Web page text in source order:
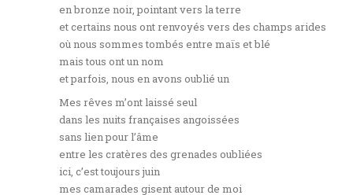
en bronze noir, pointant vers la terre
et certains nous ont renvoyés vers des champs arides
où nous sommes tombés entre maïs et blé
mais tous ont un nom
et parfois, nous en avons oublié un
Mes rêves m’ont laissé seul
dans les nuits françaises angoissées
sans lien pour l’âme
entre les cratères des grenades oubliées
ici, c’est toujours juin
mes camarades gisent autour de moi